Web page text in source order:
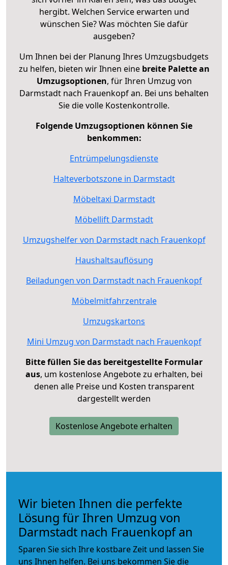
hergibt. Welchen Service erwarten und
wünschen Sie? Was möchten Sie dafür
ausgeben?
Um Ihnen bei der Planung Ihres Umzugsbudgets
zu helfen, bieten wir Ihnen eine breite Palette an
Umzugsoptionen, für Ihren Umzug von
Darmstadt nach Frauenkopf an. Bei uns behalten
Sie die volle Kostenkontrolle.
Folgende Umzugsoptionen können Sie
benkommen:
Entrümpelungsdienste
Halteverbotszone in Darmstadt
Möbeltaxi Darmstadt
Möbellift Darmstadt
Umzugshelfer von Darmstadt nach Frauenkopf
Haushaltsauflösung
Beiladungen von Darmstadt nach Frauenkopf
Möbelmitfahrzentrale
Umzugskartons
Mini Umzug von Darmstadt nach Frauenkopf
Bitte füllen Sie das bereitgestellte Formular
aus, um kostenlose Angebote zu erhalten, bei
denen alle Preise und Kosten transparent
dargestellt werden
Kostenlose Angebote erhalten
Wir bieten Ihnen die perfekte
Lösung für Ihren Umzug von
Darmstadt nach Frauenkopf an
Sparen Sie sich Ihre kostbare Zeit und lassen Sie
uns Ihnen helfen. Bei uns bekommen Sie die